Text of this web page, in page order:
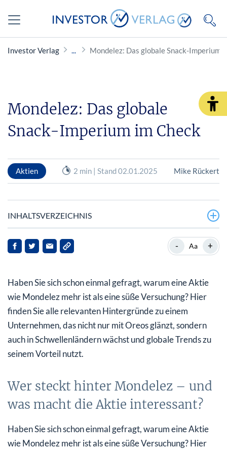
Investor Verlag Mondelez: Das globale Snack-Imperium
Mondelez: Das globale
Snack-Imperium im Check
Aktien 2 min | Stand 02.01.2025 Mike Rückert
INHALTSVERZEICHNIS
Wer steckt hinter Mondelez – und was macht die Aktie
interessant?
Welche Chancen und Risiken bietet Mondelez?
Fazit: Wachstum mit Sicherheit
- Aa +
Haben Sie sich schon einmal gefragt, warum eine Aktie
wie Mondelez mehr ist als eine süße Versuchung? Hier
finden Sie alle relevanten Hintergründe zu einem
Unternehmen, das nicht nur mit Oreos glänzt, sondern
auch in Schwellenländern wächst und globale Trends zu
seinem Vorteil nutzt.
Wer steckt hinter Mondelez – und
was macht die Aktie interessant?
Haben Sie sich schon einmal gefragt, warum eine Aktie
wie Mondelez mehr ist als eine süße Versuchung? Hier